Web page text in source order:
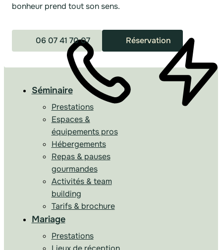
bonheur prend tout son sens.
06 07 41 70 07 Réservation
Séminaire
Prestations
Espaces &
équipements pros
Hébergements
Repas & pauses
gourmandes
Activités & team
building
Tarifs & brochure
Mariage
Prestations